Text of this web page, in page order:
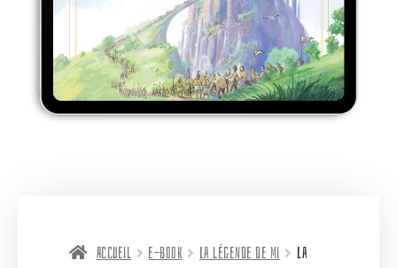
Accueil e-book La légende de mi
La